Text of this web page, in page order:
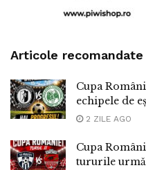
Articole recomandate
Cupa
echipele de
2 ZILE AGO
Cupa
tururile